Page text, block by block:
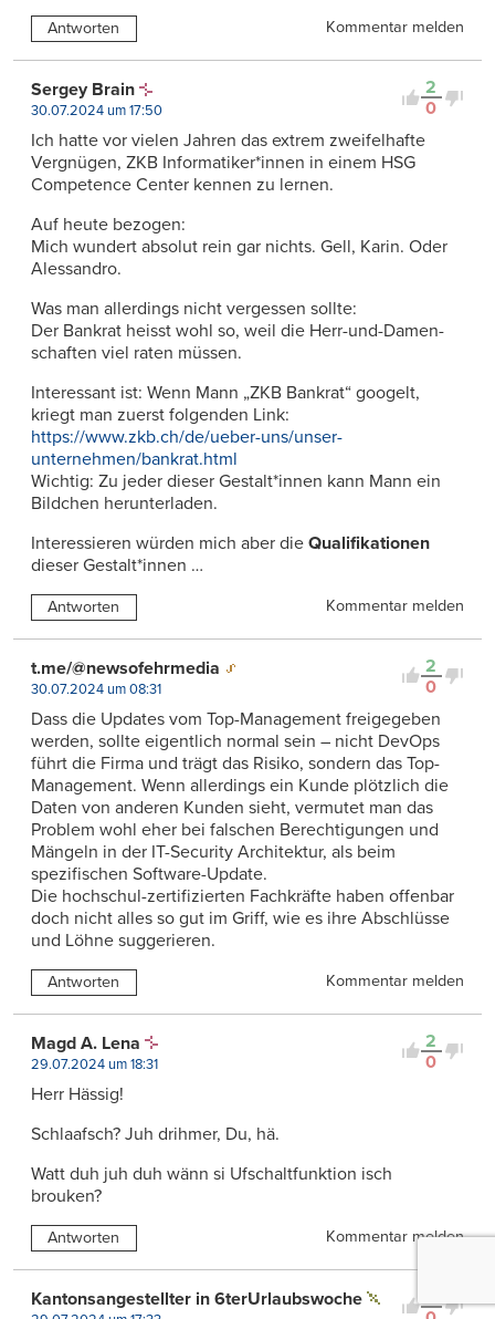
Antworten Kommentar melden
2
0
Sergey Brain
30.07.2024 um 17:50
Ich hatte vor vielen Jahren das extrem zweifelhafte
Vergnügen, ZKB Informatiker*innen in einem HSG
Competence Center kennen zu lernen.
Auf heute bezogen:
Mich wundert absolut rein gar nichts. Gell, Karin. Oder
Alessandro.
Was man allerdings nicht vergessen sollte:
Der Bankrat heisst wohl so, weil die Herr-und-Damen-
schaften viel raten müssen.
Interessant ist: Wenn Mann „ZKB Bankrat“ googelt,
kriegt man zuerst folgenden Link:
https://www.zkb.ch/de/ueber-uns/unser-
unternehmen/bankrat.html
Wichtig: Zu jeder dieser Gestalt*innen kann Mann ein
Bildchen herunterladen.
Interessieren würden mich aber die Qualifikationen
dieser Gestalt*innen …
Antworten Kommentar melden
2
0
t.me/@newsofehrmedia
30.07.2024 um 08:31
Dass die Updates vom Top-Management freigegeben
werden, sollte eigentlich normal sein – nicht DevOps
führt die Firma und trägt das Risiko, sondern das Top-
Management. Wenn allerdings ein Kunde plötzlich die
Daten von anderen Kunden sieht, vermutet man das
Problem wohl eher bei falschen Berechtigungen und
Mängeln in der IT-Security Architektur, als beim
spezifischen Software-Update.
Die hochschul-zertifizierten Fachkräfte haben offenbar
doch nicht alles so gut im Griff, wie es ihre Abschlüsse
und Löhne suggerieren.
Antworten Kommentar melden
2
0
Magd A. Lena
29.07.2024 um 18:31
Herr Hässig!
Schlaafsch? Juh drihmer, Du, hä.
Watt duh juh duh wänn si Ufschaltfunktion isch
brouken?
Antworten Kommentar melden
Kantonsangestellter in 6terUrlaubswoche